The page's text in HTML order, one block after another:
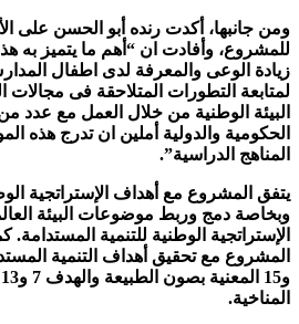
ومن جانبها، أكدت رنده أبو الحسن على
للمشروع، وأفادت ان “أهم ما يتميز به
زيادة الوعى والمعرفة لدى اطفال
لمتابعة التطورات المتلاحقة فى مجالات
البيئة الوطنية من خلال العمل مع عدد
الحكومية والدولية أملين ان تدرج هذه
المناهج الدراسية”.
يتفق المشروع مع أهداف الإستراتجية
وبخاصة دمج وربط موضوعات البيئة
الإستراتجية الوطنية للتنمية المستدامة.
المناخية.